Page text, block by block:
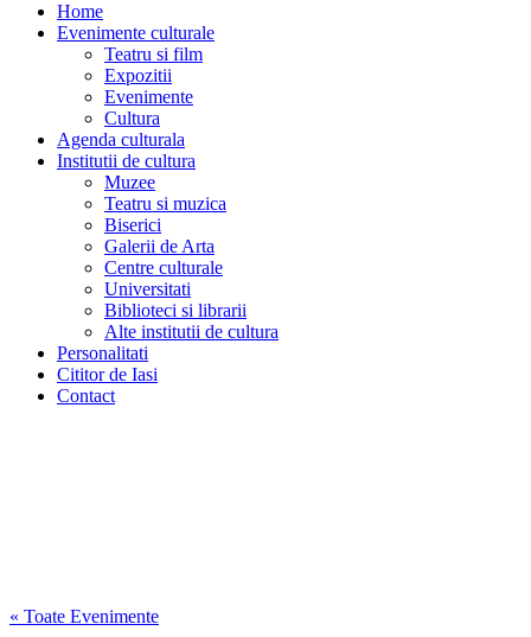
Home
Evenimente culturale
Teatru si film
Expozitii
Evenimente
Cultura
Agenda culturala
Institutii de cultura
Muzee
Teatru si muzica
Biserici
Galerii de Arta
Centre culturale
Universitati
Biblioteci si librarii
Alte institutii de cultura
Personalitati
Cititor de Iasi
Contact
« Toate Evenimente